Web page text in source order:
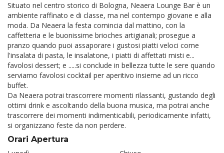
Situato nel centro storico di Bologna, Neaera Lounge Bar è un
ambiente raffinato e di classe, ma nel contempo giovane e alla
moda. Da Neaera la festa comincia dal mattino, con la
caffetteria e le buonissime brioches artigianali; prosegue a
pranzo quando puoi assaporare i gustosi piatti veloci come
l'insalata di pasta, le insalatone, i piatti di affettati misti e...
favolosi dessert; e .....si conclude in bellezza tutte le sere quando
serviamo favolosi cocktail per aperitivo insieme ad un ricco
buffet.
Da Neaera potrai trascorrere momenti rilassanti, gustando degli
ottimi drink e ascoltando della buona musica, ma potrai anche
trascorrere dei momenti indimenticabili, periodicamente infatti,
si organizzano feste da non perdere.
Orari Apertura